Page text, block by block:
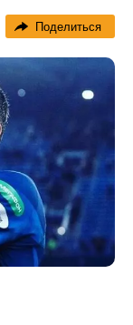
Поделиться